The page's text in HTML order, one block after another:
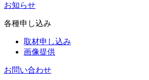
お知らせ
各種申し込み
取材申し込み
画像提供
お問い合わせ